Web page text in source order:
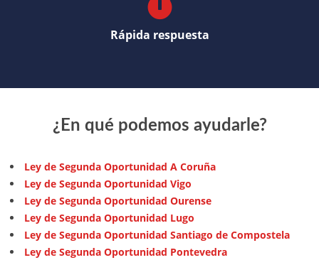
Rápida respuesta
¿En qué podemos ayudarle?
Ley de Segunda Oportunidad A Coruña
Ley de Segunda Oportunidad Vigo
Ley de Segunda Oportunidad Ourense
Ley de Segunda Oportunidad Lugo
Ley de Segunda Oportunidad Santiago de Compostela
Ley de Segunda Oportunidad Pontevedra